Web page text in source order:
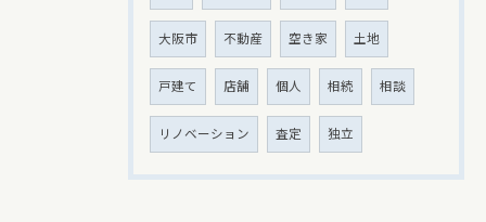
大阪市 不動産 空き家 土地
戸建て 店舗 個人 相続 相談
リノベーション 査定 独立